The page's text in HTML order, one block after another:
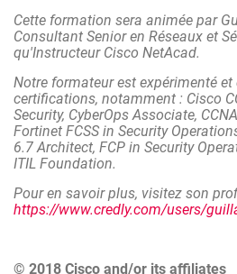
Cette formation sera animée par
Consultant Senior en Réseaux et
qu'Instructeur Cisco NetAcad.
Notre formateur est expérimenté
certifications, notamment : Cisco
Security, CyberOps Associate,
Fortinet FCSS in Security
6.7 Architect, FCP in Security
ITIL Foundation.
Pour en savoir plus, visitez son
https://www.credly.com/users/
© 2018 Cisco and/or its affiliates